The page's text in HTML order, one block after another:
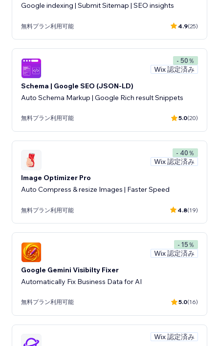
Google indexing | Submit Sitemap | SEO insights
無料プラン利用可能 4.9(25)
- 50％
Wix 認定済み
Schema | Google SEO (JSON-LD)
Auto Schema Markup | Google Rich result Snippets
無料プラン利用可能 5.0(20)
- 40％
Wix 認定済み
Image Optimizer Pro
Auto Compress & resize Images | Faster Speed
無料プラン利用可能 4.8(19)
- 15％
Wix 認定済み
Google Gemini Visibilty Fixer
Automatically Fix Business Data for AI
無料プラン利用可能 5.0(16)
Wix 認定済み